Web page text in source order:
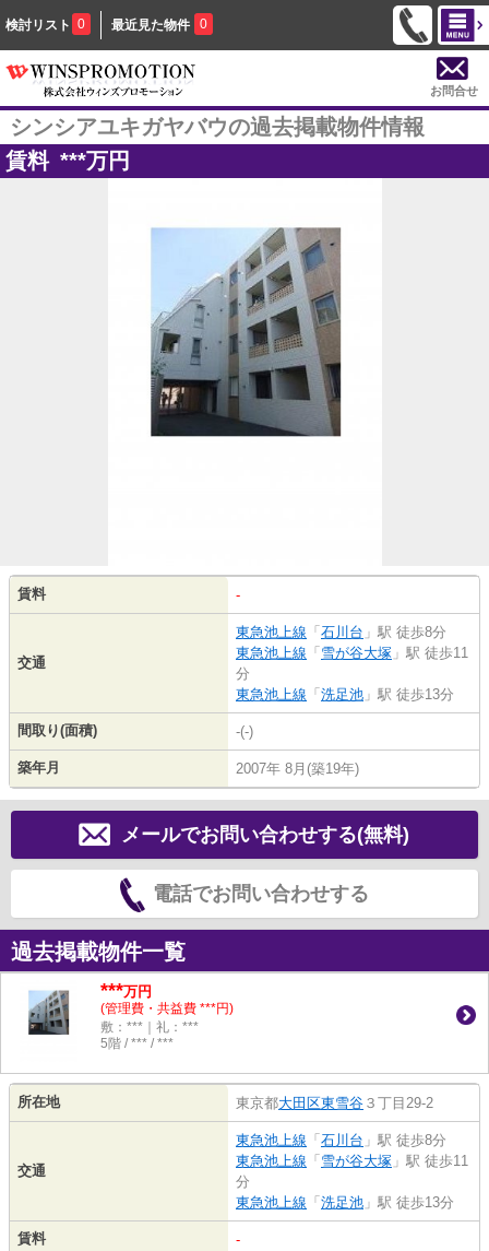
検討リスト 0 最近見た物件 0
お問合せ
シンシアユキガヤバウの過去掲載物件情報
賃料 ***万円
賃料 -
交通
東急池上線 「 石川台 」駅 徒歩8分
東急池上線 「 雪が谷大塚 」駅 徒歩11
分
東急池上線 「 洗足池 」駅 徒歩13分
間取り(面積) -(-)
築年月 2007年 8月(築19年)
メールでお問い合わせする(無料)
電話でお問い合わせする
過去掲載物件一覧
***万円
(管理費・共益費 ***円)
敷：***｜礼：***
5階 / *** / ***
所在地 東京都大田区東雪谷 ３丁目29-2
交通
東急池上線 「 石川台 」駅 徒歩8分
東急池上線 「 雪が谷大塚 」駅 徒歩11
分
東急池上線 「 洗足池 」駅 徒歩13分
賃料 -